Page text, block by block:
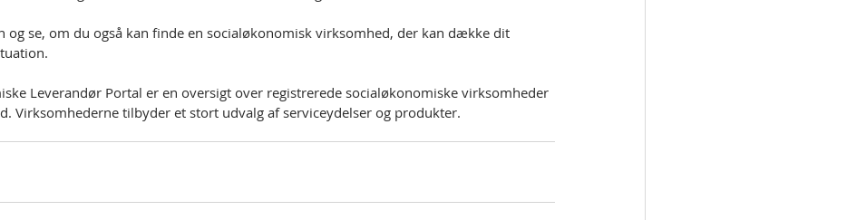
og se, om du også kan finde en socialøkonomisk virksomhed, der kan dække dit
Leverandør Portal er en oversigt over registrerede socialøkonomiske virksomheder
Virksomhederne tilbyder et stort udvalg af serviceydelser og produkter.